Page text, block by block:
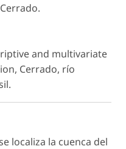
and multivariate
Cerrado, río
localiza la cuenca del